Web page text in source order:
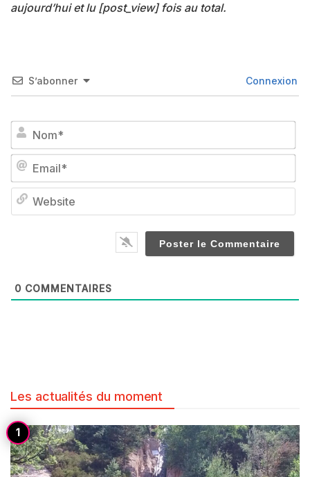
aujourd’hui et lu [post_view] fois au total.
S’abonner Connexion
0 COMMENTAIRES
Les actualités du moment